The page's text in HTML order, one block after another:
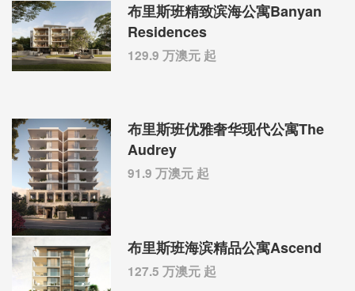
布里斯班精致滨海公寓Banyan
Residences
129.9 万澳元 起
布里斯班优雅奢华现代公寓The
Audrey
91.9 万澳元 起
布里斯班海滨精品公寓Ascend
127.5 万澳元 起